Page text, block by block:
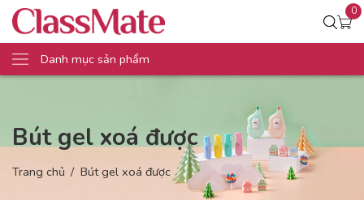
0
Danh mục sản phẩm
Bút gel xoá được
Trang chủ Bút gel xoá được